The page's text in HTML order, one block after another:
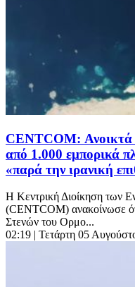
CENTCOM:
από 1.000 εμπορικά
«παρά την ιρανική
Η Κεντρική Διοίκηση των
(CENTCOM) ανακοίνωσε
Στενών του Ορμο...
02:19 | Τετάρτη 05